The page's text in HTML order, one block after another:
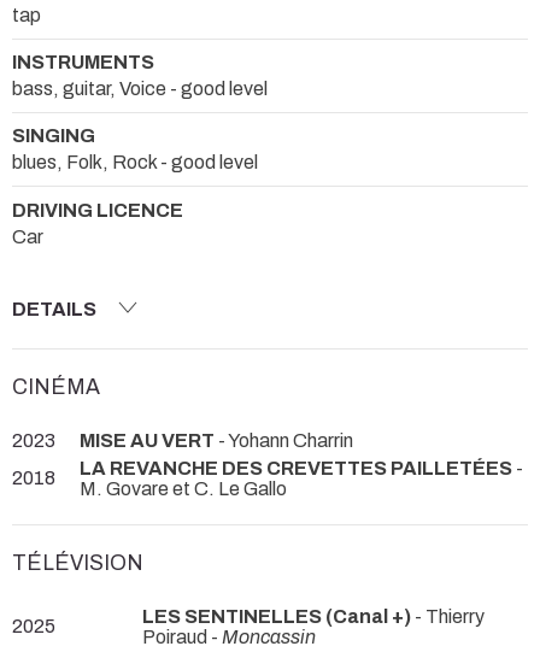
tap
INSTRUMENTS
bass, guitar, Voice - good level
SINGING
blues, Folk, Rock - good level
DRIVING LICENCE
Car
DETAILS
CINÉMA
2023 MISE AU VERT - Yohann Charrin
2018
LA REVANCHE DES CREVETTES PAILLETÉES -
M. Govare et C. Le Gallo
TÉLÉVISION
2025 LES SENTINELLES (Canal +) - Thierry
Poiraud - Moncassin